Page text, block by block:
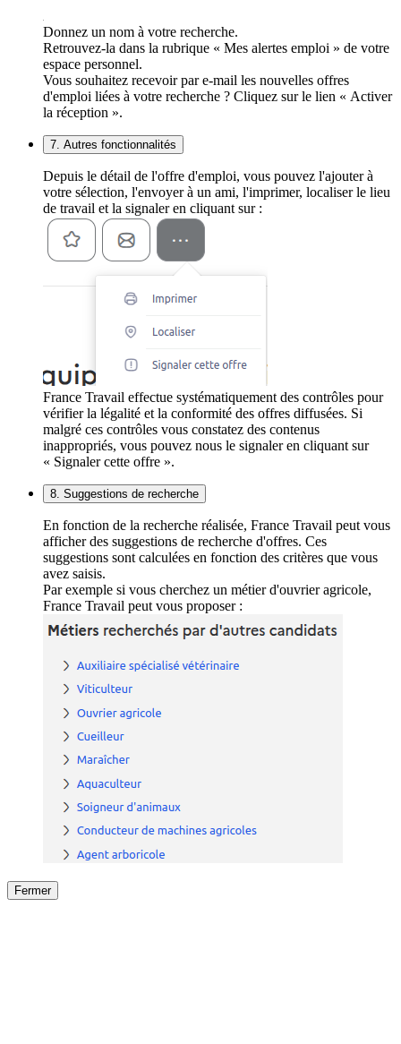
Donnez un nom à votre recherche.
Retrouvez-la dans la rubrique « Mes alertes emploi » de votre
espace personnel.
Vous souhaitez recevoir par e-mail les nouvelles offres
d'emploi liées à votre recherche ? Cliquez sur le lien « Activer
la réception ».
7. Autres fonctionnalités
Depuis le détail de l'offre d'emploi, vous pouvez l'ajouter à
votre sélection, l'envoyer à un ami, l'imprimer, localiser le lieu
de travail et la signaler en cliquant sur :
France Travail effectue systématiquement des contrôles pour
vérifier la légalité et la conformité des offres diffusées. Si
malgré ces contrôles vous constatez des contenus
inappropriés, vous pouvez nous le signaler en cliquant sur
« Signaler cette offre ».
8. Suggestions de recherche
En fonction de la recherche réalisée, France Travail peut vous
afficher des suggestions de recherche d'offres. Ces
suggestions sont calculées en fonction des critères que vous
avez saisis.
Par exemple si vous cherchez un métier d'ouvrier agricole,
France Travail peut vous proposer :
Fermer